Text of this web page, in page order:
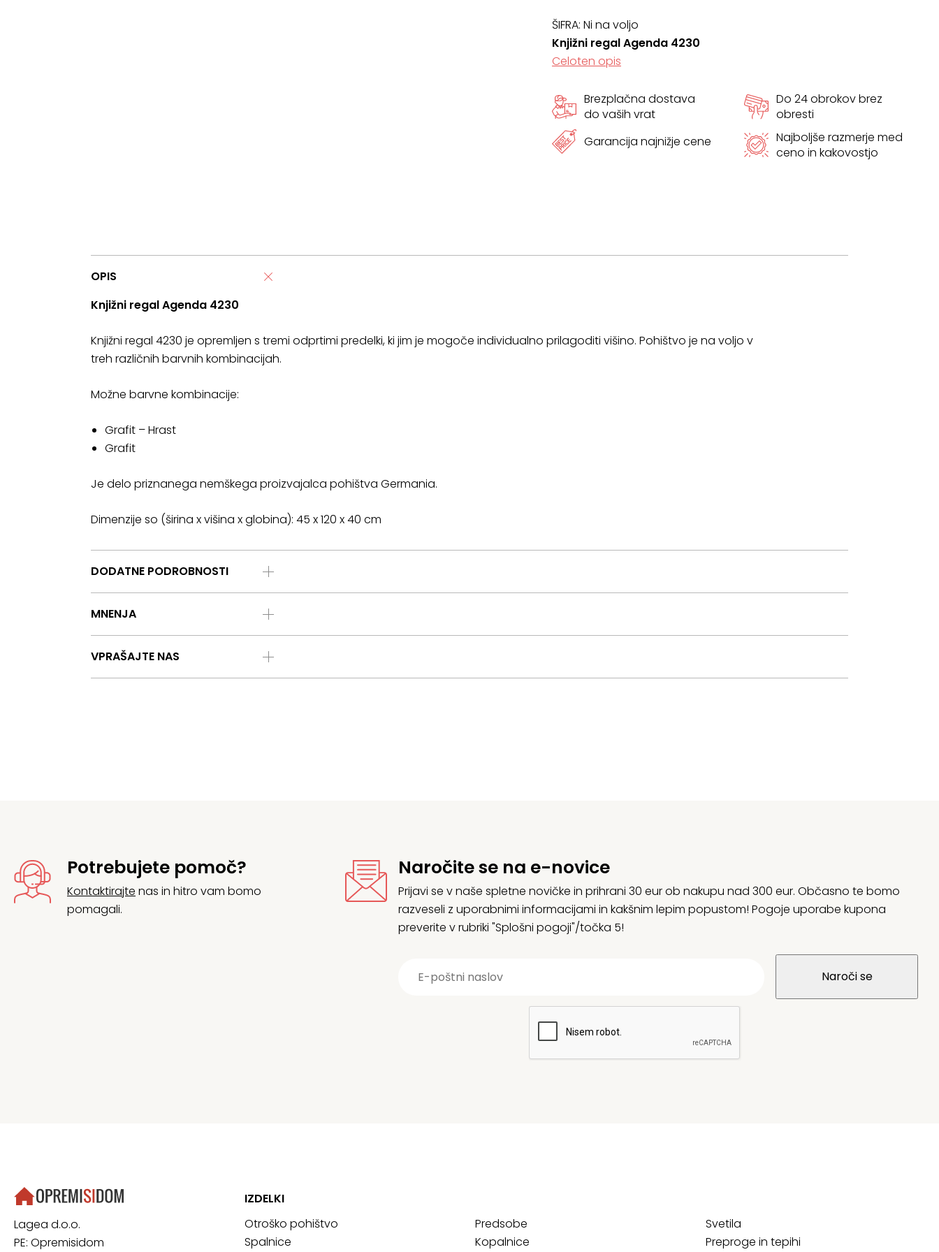
ŠIFRA: Ni na voljo
Knjižni regal Agenda 4230
Celoten opis
Brezplačna dostava
do vaših vrat
Do 24 obrokov brez
obresti
Garancija najnižje cene
Najboljše razmerje med
ceno in kakovostjo
OPIS
Knjižni regal Agenda 4230
Knjižni regal 4230 je opremljen s tremi odprtimi predelki, ki jim je mogoče individualno prilagoditi višino. Pohištvo je na voljo v
treh različnih barvnih kombinacijah.
Možne barvne kombinacije:
Grafit – Hrast
Grafit
Je delo priznanega nemškega proizvajalca pohištva Germania.
Dimenzije so (širina x višina x globina): 45 x 120 x 40 cm
DODATNE PODROBNOSTI
MNENJA
VPRAŠAJTE NAS
Potrebujete pomoč?
Kontaktirajte nas in hitro vam bomo
pomagali.
Naročite se na e-novice
Prijavi se v naše spletne novičke in prihrani 30 eur ob nakupu nad 300 eur. Občasno te bomo
razveseli z uporabnimi informacijami in kakšnim lepim popustom! Pogoje uporabe kupona
preverite v rubriki "Splošni pogoji"/točka 5!
Lagea d.o.o.
PE: Opremisidom
IZDELKI
Otroško pohištvo
Spalnice
Predsobe
Kopalnice
Svetila
Preproge in tepihi